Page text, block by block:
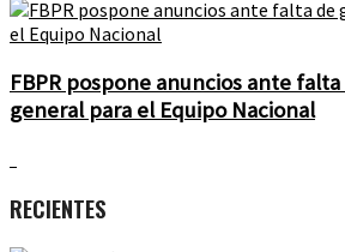
FBPR pospone anuncios ante
general para el Equipo Nacional
RECIENTES